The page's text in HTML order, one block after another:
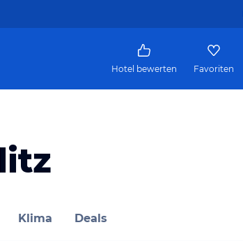
Hotel bewerten Favoriten
Klima Deals